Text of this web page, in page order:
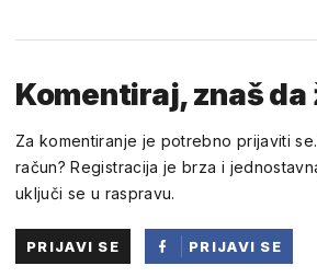
Komentiraj, znaš da
Za komentiranje je potrebno prijaviti
račun? Registracija je brza i
uključi se u raspravu.
PRIJAVI SE
PRIJAVI SE